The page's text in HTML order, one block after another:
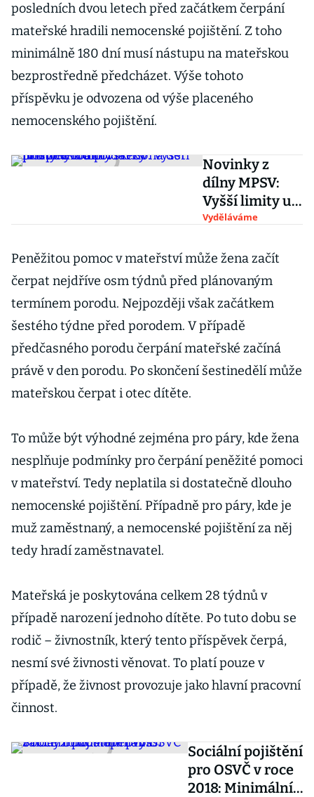
posledních dvou letech před začátkem čerpání
mateřské hradili nemocenské pojištění. Z toho
minimálně 180 dní musí nástupu na mateřskou
bezprostředně předcházet. Výše tohoto
příspěvku je odvozena od výše placeného
nemocenského pojištění.
Novinky z
dílny MPSV:
Vyšší limity u
rodičovského
přídavky na
děti pro více
rodin
Vyděláváme
Peněžitou pomoc v mateřství může žena začít
čerpat nejdříve osm týdnů před plánovaným
termínem porodu. Nejpozději však začátkem
šestého týdne před porodem. V případě
předčasného porodu čerpání mateřské začíná
právě v den porodu. Po skončení šestinedělí může
mateřskou čerpat i otec dítěte.
To může být výhodné zejména pro páry, kde žena
nesplňuje podmínky pro čerpání peněžité pomoci
v mateřství. Tedy neplatila si dostatečně dlouho
nemocenské pojištění. Případně pro páry, kde je
muž zaměstnaný, a nemocenské pojištění za něj
tedy hradí zaměstnavatel.
Mateřská je poskytována celkem 28 týdnů v
případě narození jednoho dítěte. Po tuto dobu se
rodič – živnostník, který tento příspěvek čerpá,
nesmí své živnosti věnovat. To platí pouze v
případě, že živnost provozuje jako hlavní pracovní
činnost.
Sociální pojištění
pro OSVČ v roce
2018: Minimální